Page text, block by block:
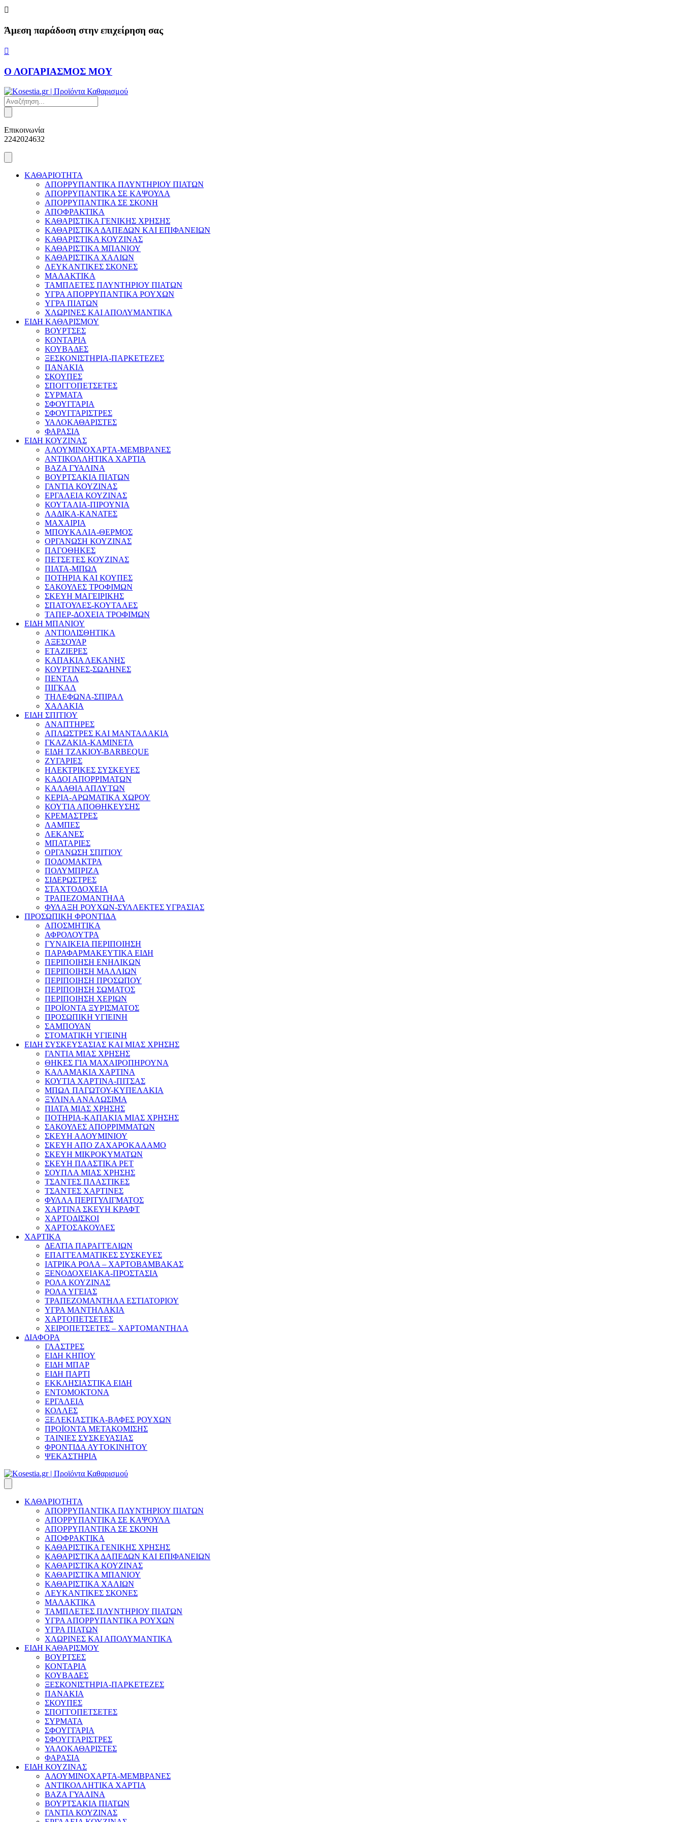
Skip
content
Άμεση παράδοση στην επιχείρηση σας
Ο ΛΟΓΑΡΙΑΣΜΟΣ ΜΟΥ
Products
search
Επικοινωνία
2242024632
ΚΑΘΑΡΙΟΤΗΤΑ
ΑΠΟΡΡΥΠΑΝΤΙΚΑ ΠΛΥΝΤΗΡΙΟΥ ΠΙΑΤΩΝ
ΑΠΟΡΡΥΠΑΝΤΙΚΑ ΣΕ ΚΑΨΟΥΛΑ
ΑΠΟΡΡΥΠΑΝΤΙΚΑ ΣΕ ΣΚΟΝΗ
ΑΠΟΦΡΑΚΤΙΚΑ
ΚΑΘΑΡΙΣΤΙΚΑ ΓΕΝΙΚΗΣ ΧΡΗΣΗΣ
ΚΑΘΑΡΙΣΤΙΚΑ ΔΑΠΕΔΩΝ ΚΑΙ ΕΠΙΦΑΝΕΙΩΝ
ΚΑΘΑΡΙΣΤΙΚΑ ΚΟΥΖΙΝΑΣ
ΚΑΘΑΡΙΣΤΙΚΑ ΜΠΑΝΙΟΥ
ΚΑΘΑΡΙΣΤΙΚΑ ΧΑΛΙΩΝ
ΛΕΥΚΑΝΤΙΚΕΣ ΣΚΟΝΕΣ
ΜΑΛΑΚΤΙΚΑ
ΤΑΜΠΛΕΤΕΣ ΠΛΥΝΤΗΡΙΟΥ ΠΙΑΤΩΝ
ΥΓΡΑ ΑΠΟΡΡΥΠΑΝΤΙΚΑ ΡΟΥΧΩΝ
ΥΓΡΑ ΠΙΑΤΩΝ
ΧΛΩΡΙΝΕΣ ΚΑΙ ΑΠΟΛΥΜΑΝΤΙΚΑ
ΕΙΔΗ ΚΑΘΑΡΙΣΜΟΥ
ΒΟΥΡΤΣΕΣ
ΚΟΝΤΑΡΙΑ
ΚΟΥΒΑΔΕΣ
ΞΕΣΚΟΝΙΣΤΗΡΙΑ-ΠΑΡΚΕΤΕΖΕΣ
ΠΑΝΑΚΙΑ
ΣΚΟΥΠΕΣ
ΣΠΟΓΓΟΠΕΤΣΕΤΕΣ
ΣΥΡΜΑΤΑ
ΣΦΟΥΓΓΑΡΙΑ
ΣΦΟΥΓΓΑΡΙΣΤΡΕΣ
ΥΑΛΟΚΑΘΑΡΙΣΤΕΣ
ΦΑΡΑΣΙΑ
ΕΙΔΗ ΚΟΥΖΙΝΑΣ
ΑΛΟΥΜΙΝΟΧΑΡΤΑ-ΜΕΜΒΡΑΝΕΣ
ΑΝΤΙΚΟΛΛΗΤΙΚΑ ΧΑΡΤΙΑ
ΒΑΖΑ ΓΥΑΛΙΝΑ
ΒΟΥΡΤΣΑΚΙΑ ΠΙΑΤΩΝ
ΓΑΝΤΙΑ ΚΟΥΖΙΝΑΣ
ΕΡΓΑΛΕΙΑ ΚΟΥΖΙΝΑΣ
ΚΟΥΤΑΛΙΑ-ΠΙΡΟΥΝΙΑ
ΛΑΔΙΚΑ-ΚΑΝΑΤΕΣ
ΜΑΧΑΙΡΙΑ
ΜΠΟΥΚΑΛΙΑ-ΘΕΡΜΟΣ
ΟΡΓΑΝΩΣΗ ΚΟΥΖΙΝΑΣ
ΠΑΓΟΘΗΚΕΣ
ΠΕΤΣΕΤΕΣ ΚΟΥΖΙΝΑΣ
ΠΙΑΤΑ-ΜΠΩΛ
ΠΟΤΗΡΙΑ ΚΑΙ ΚΟΥΠΕΣ
ΣΑΚΟΥΛΕΣ ΤΡΟΦΙΜΩΝ
ΣΚΕΥΗ ΜΑΓΕΙΡΙΚΗΣ
ΣΠΑΤΟΥΛΕΣ-ΚΟΥΤΑΛΕΣ
ΤΑΠΕΡ-ΔΟΧΕΙΑ ΤΡΟΦΙΜΩΝ
ΕΙΔΗ ΜΠΑΝΙΟΥ
ΑΝΤΙΟΛΙΣΘΗΤΙΚΑ
ΑΞΕΣΟΥΑΡ
ΕΤΑΖΙΕΡΕΣ
ΚΑΠΑΚΙΑ ΛΕΚΑΝΗΣ
ΚΟΥΡΤΙΝΕΣ-ΣΩΛΗΝΕΣ
ΠΕΝΤΑΛ
ΠΙΓΚΑΛ
ΤΗΛΕΦΩΝΑ-ΣΠΙΡΑΛ
ΧΑΛΑΚΙΑ
ΕΙΔΗ ΣΠΙΤΙΟΥ
ΑΝΑΠΤΗΡΕΣ
ΑΠΛΩΣΤΡΕΣ ΚΑΙ ΜΑΝΤΑΛΑΚΙΑ
ΓΚΑΖΑΚΙΑ-ΚΑΜΙΝΕΤΑ
ΕΙΔΗ ΤΖΑΚΙΟΥ-BARBEQUE
ΖΥΓΑΡΙΕΣ
ΗΛΕΚΤΡΙΚΕΣ ΣΥΣΚΕΥΕΣ
ΚΑΔΟΙ ΑΠΟΡΡΙΜΑΤΩΝ
ΚΑΛΑΘΙΑ ΑΠΛΥΤΩΝ
ΚΕΡΙΑ-ΑΡΩΜΑΤΙΚΑ ΧΩΡΟΥ
ΚΟΥΤΙΑ ΑΠΟΘΗΚΕΥΣΗΣ
ΚΡΕΜΑΣΤΡΕΣ
ΛΑΜΠΕΣ
ΛΕΚΑΝΕΣ
ΜΠΑΤΑΡΙΕΣ
ΟΡΓΑΝΩΣΗ ΣΠΙΤΙΟΥ
ΠΟΔΟΜΑΚΤΡΑ
ΠΟΛΥΜΠΡΙΖΑ
ΣΙΔΕΡΩΣΤΡΕΣ
ΣΤΑΧΤΟΔΟΧΕΙΑ
ΤΡΑΠΕΖΟΜΑΝΤΗΛΑ
ΦΥΛΑΞΗ ΡΟΥΧΩΝ-ΣΥΛΛΕΚΤΕΣ ΥΓΡΑΣΙΑΣ
ΠΡΟΣΩΠΙΚΗ ΦΡΟΝΤΙΔΑ
ΑΠΟΣΜΗΤΙΚΑ
ΑΦΡΟΛΟΥΤΡΑ
ΓΥΝΑΙΚΕΙΑ ΠΕΡΙΠΟΙΗΣΗ
ΠΑΡΑΦΑΡΜΑΚΕΥΤΙΚΑ ΕΙΔΗ
ΠΕΡΙΠΟΙΗΣΗ ΕΝΗΛΙΚΩΝ
ΠΕΡΙΠΟΙΗΣΗ ΜΑΛΛΙΩΝ
ΠΕΡΙΠΟΙΗΣΗ ΠΡΟΣΩΠΟΥ
ΠΕΡΙΠΟΙΗΣΗ ΣΩΜΑΤΟΣ
ΠΕΡΙΠΟΙΗΣΗ ΧΕΡΙΩΝ
ΠΡΟΪΟΝΤΑ ΞΥΡΙΣΜΑΤΟΣ
ΠΡΟΣΩΠΙΚΗ ΥΓΙΕΙΝΗ
ΣΑΜΠΟΥΑΝ
ΣΤΟΜΑΤΙΚΗ ΥΓΙΕΙΝΗ
ΕΙΔΗ ΣΥΣΚΕΥΣΑΣΙΑΣ ΚΑΙ ΜΙΑΣ ΧΡΗΣΗΣ
ΓΑΝΤΙΑ ΜΙΑΣ ΧΡΗΣΗΣ
ΘΗΚΕΣ ΓΙΑ ΜΑΧΑΙΡΟΠΗΡΟΥΝΑ
ΚΑΛΑΜΑΚΙΑ ΧΑΡΤΙΝΑ
ΚΟΥΤΙΑ ΧΑΡΤΙΝΑ-ΠΙΤΣΑΣ
ΜΠΩΛ ΠΑΓΩΤΟΥ-ΚΥΠΕΛΑΚΙΑ
ΞΥΛΙΝΑ ΑΝΑΛΩΣΙΜΑ
ΠΙΑΤΑ ΜΙΑΣ ΧΡΗΣΗΣ
ΠΟΤΗΡΙΑ-ΚΑΠΑΚΙΑ ΜΙΑΣ ΧΡΗΣΗΣ
ΣΑΚΟΥΛΕΣ ΑΠΟΡΡΙΜΜΑΤΩΝ
ΣΚΕΥΗ ΑΛΟΥΜΙΝΙΟΥ
ΣΚΕΥΗ ΑΠΟ ΖΑΧΑΡΟΚΑΛΑΜΟ
ΣΚΕΥΗ ΜΙΚΡΟΚΥΜΑΤΩΝ
ΣΚΕΥΗ ΠΛΑΣΤΙΚΑ PET
ΣΟΥΠΛΑ ΜΙΑΣ ΧΡΗΣΗΣ
ΤΣΑΝΤΕΣ ΠΛΑΣΤΙΚΕΣ
ΤΣΑΝΤΕΣ ΧΑΡΤΙΝΕΣ
ΦΥΛΛΑ ΠΕΡΙΤΥΛΙΓΜΑΤΟΣ
ΧΑΡΤΙΝΑ ΣΚΕΥΗ ΚΡΑΦΤ
ΧΑΡΤΟΔΙΣΚΟΙ
ΧΑΡΤΟΣΑΚΟΥΛΕΣ
ΧΑΡΤΙΚΑ
ΔΕΛΤΙΑ ΠΑΡΑΓΓΕΛΙΩΝ
ΕΠΑΓΓΕΛΜΑΤΙΚΕΣ ΣΥΣΚΕΥΕΣ
ΙΑΤΡΙΚΑ ΡΟΛΑ – ΧΑΡΤΟΒΑΜΒΑΚΑΣ
ΞΕΝΟΔΟΧΕΙΑΚΑ-ΠΡΟΣΤΑΣΙΑ
ΡΟΛΑ ΚΟΥΖΙΝΑΣ
ΡΟΛΑ ΥΓΕΙΑΣ
ΤΡΑΠΕΖΟΜΑΝΤΗΛΑ ΕΣΤΙΑΤΟΡΙΟΥ
ΥΓΡΑ ΜΑΝΤΗΛΑΚΙΑ
ΧΑΡΤΟΠΕΤΣΕΤΕΣ
ΧΕΙΡΟΠΕΤΣΕΤΕΣ – ΧΑΡΤΟΜΑΝΤΗΛΑ
ΔΙΑΦΟΡΑ
ΓΛΑΣΤΡΕΣ
ΕΙΔΗ ΚΗΠΟΥ
ΕΙΔΗ ΜΠΑΡ
ΕΙΔΗ ΠΑΡΤΙ
ΕΚΚΛΗΣΙΑΣΤΙΚΑ ΕΙΔΗ
ΕΝΤΟΜΟΚΤΟΝΑ
ΕΡΓΑΛΕΙΑ
ΚΟΛΛΕΣ
ΞΕΛΕΚΙΑΣΤΙΚΑ-ΒΑΦΕΣ ΡΟΥΧΩΝ
ΠΡΟΪΟΝΤΑ ΜΕΤΑΚΟΜΙΣΗΣ
ΤΑΙΝΙΕΣ ΣΥΣΚΕΥΑΣΙΑΣ
ΦΡΟΝΤΙΔΑ ΑΥΤΟΚΙΝΗΤΟΥ
ΨΕΚΑΣΤΗΡΙΑ
ΚΑΘΑΡΙΟΤΗΤΑ
ΑΠΟΡΡΥΠΑΝΤΙΚΑ ΠΛΥΝΤΗΡΙΟΥ ΠΙΑΤΩΝ
ΑΠΟΡΡΥΠΑΝΤΙΚΑ ΣΕ ΚΑΨΟΥΛΑ
ΑΠΟΡΡΥΠΑΝΤΙΚΑ ΣΕ ΣΚΟΝΗ
ΑΠΟΦΡΑΚΤΙΚΑ
ΚΑΘΑΡΙΣΤΙΚΑ ΓΕΝΙΚΗΣ ΧΡΗΣΗΣ
ΚΑΘΑΡΙΣΤΙΚΑ ΔΑΠΕΔΩΝ ΚΑΙ ΕΠΙΦΑΝΕΙΩΝ
ΚΑΘΑΡΙΣΤΙΚΑ ΚΟΥΖΙΝΑΣ
ΚΑΘΑΡΙΣΤΙΚΑ ΜΠΑΝΙΟΥ
ΚΑΘΑΡΙΣΤΙΚΑ ΧΑΛΙΩΝ
ΛΕΥΚΑΝΤΙΚΕΣ ΣΚΟΝΕΣ
ΜΑΛΑΚΤΙΚΑ
ΤΑΜΠΛΕΤΕΣ ΠΛΥΝΤΗΡΙΟΥ ΠΙΑΤΩΝ
ΥΓΡΑ ΑΠΟΡΡΥΠΑΝΤΙΚΑ ΡΟΥΧΩΝ
ΥΓΡΑ ΠΙΑΤΩΝ
ΧΛΩΡΙΝΕΣ ΚΑΙ ΑΠΟΛΥΜΑΝΤΙΚΑ
ΕΙΔΗ ΚΑΘΑΡΙΣΜΟΥ
ΒΟΥΡΤΣΕΣ
ΚΟΝΤΑΡΙΑ
ΚΟΥΒΑΔΕΣ
ΞΕΣΚΟΝΙΣΤΗΡΙΑ-ΠΑΡΚΕΤΕΖΕΣ
ΠΑΝΑΚΙΑ
ΣΚΟΥΠΕΣ
ΣΠΟΓΓΟΠΕΤΣΕΤΕΣ
ΣΥΡΜΑΤΑ
ΣΦΟΥΓΓΑΡΙΑ
ΣΦΟΥΓΓΑΡΙΣΤΡΕΣ
ΥΑΛΟΚΑΘΑΡΙΣΤΕΣ
ΦΑΡΑΣΙΑ
ΕΙΔΗ ΚΟΥΖΙΝΑΣ
ΑΛΟΥΜΙΝΟΧΑΡΤΑ-ΜΕΜΒΡΑΝΕΣ
ΑΝΤΙΚΟΛΛΗΤΙΚΑ ΧΑΡΤΙΑ
ΒΑΖΑ ΓΥΑΛΙΝΑ
ΒΟΥΡΤΣΑΚΙΑ ΠΙΑΤΩΝ
ΓΑΝΤΙΑ ΚΟΥΖΙΝΑΣ